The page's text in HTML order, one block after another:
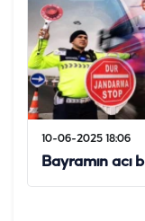
10-06-2025 18:06
Bayramın acı